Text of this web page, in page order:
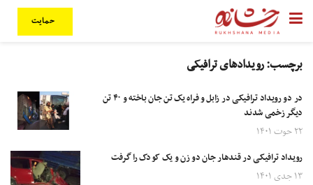
حمایت
برچسب:رویدادهای ترافیکی
در دو رویداد ترافیکی در زابل و فراه یک تن جان باخته و ۴۰ تن
دیگر زخمی شدند
۲۲ حوت ۱۴۰۱
رویداد ترافیکی در قندهار جان دو زن و یک کودک را گرفت
۱۳ جدی ۱۴۰۱